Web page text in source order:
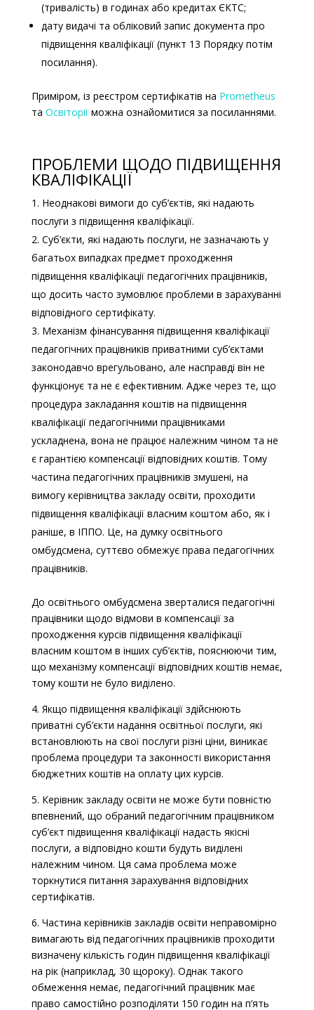
(тривалість) в годинах або кредитах ЄКТС;
дату видачі та обліковий запис документа про
підвищення кваліфікації (пункт 13 Порядку потім
посилання).
Приміром, із реєстром сертифікатів на Prometheus
та Освіторіїможна ознайомитися за посиланнями.
ПРОБЛЕМИ ЩОДО ПІДВИЩЕННЯ
КВАЛІФІКАЦІЇ
Неоднакові вимоги до суб’єктів, які надають
послуги з підвищення кваліфікації.
Суб’єкти, які надають послуги, не зазначають у
багатьох випадках предмет проходження
підвищення кваліфікації педагогічних працівників,
що досить часто зумовлює проблеми в зарахуванні
відповідного сертифікату.
Механізм фінансування підвищення кваліфікації
педагогічних працівників приватними суб’єктами
законодавчо врегульовано, але насправді він не
функціонує та не є ефективним. Адже через те, що
процедура закладання коштів на підвищення
кваліфікації педагогічними працівниками
ускладнена, вона не працює належним чином та не
є гарантією компенсації відповідних коштів. Тому
частина педагогічних працівників змушені, на
вимогу керівництва закладу освіти, проходити
підвищення кваліфікації власним коштом або, як і
раніше, в ІППО. Це, на думку освітнього
омбудсмена, суттєво обмежує права педагогічних
працівників.
До освітнього омбудсмена зверталися педагогічні
працівники щодо відмови в компенсації за
проходження курсів підвищення кваліфікації
власним коштом в інших суб’єктів, пояснюючи тим,
що механізму компенсації відповідних коштів немає,
тому кошти не було виділено.
4. Якщо підвищення кваліфікації здійснюють
приватні суб’єкти надання освітньої послуги, які
встановлюють на свої послуги різні ціни, виникає
проблема процедури та законності використання
бюджетних коштів на оплату цих курсів.
5. Керівник закладу освіти не може бути повністю
впевнений, що обраний педагогічним працівником
суб’єкт підвищення кваліфікації надасть якісні
послуги, а відповідно кошти будуть виділені
належним чином. Ця сама проблема може
торкнутися питання зарахування відповідних
сертифікатів.
6. Частина керівників закладів освіти неправомірно
вимагають від педагогічних працівників проходити
визначену кількість годин підвищення кваліфікації
на рік (наприклад, 30 щороку). Однак такого
обмеження немає, педагогічний працівник має
право самостійно розподіляти 150 годин на п’ять